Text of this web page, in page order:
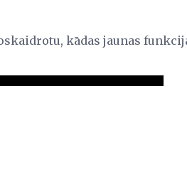
kādas jaunas